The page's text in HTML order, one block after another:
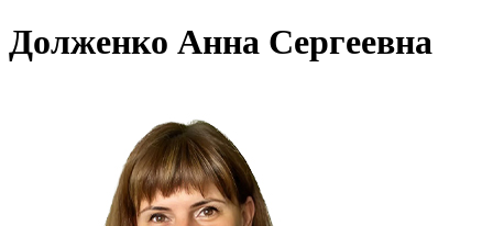
Долженко Анна Сергеевна